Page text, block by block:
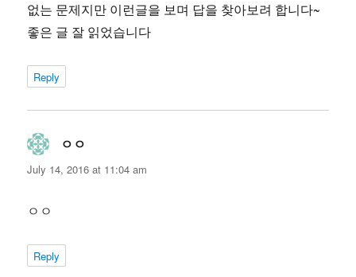
없는 문제지만 이런글을 보며 답을 찾아보려 합니다~
좋은 글 잘 읽었습니다
Reply
ㅇㅇ
July 14, 2016 at 11:04 am
ㅇㅇ
Reply